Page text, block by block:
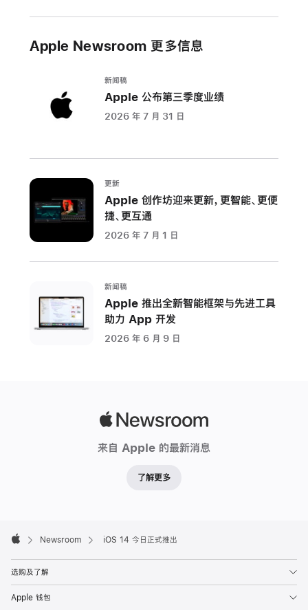
Apple Newsroom 更多信息
新闻稿
Apple 公布第三季度业绩
2026 年 7 月 31 日
更新
Apple 创作坊迎来更新，更智能、更便
捷、更互通
2026 年 7 月 1 日
新闻稿
Apple 推出全新智能框架与先进工具
助力 App 开发
2026 年 6 月 9 日
来自 Apple 的最新消息
了解更多
Footer

Newsroom iOS 14 今日正式推出
选购及了解
Apple 钱包